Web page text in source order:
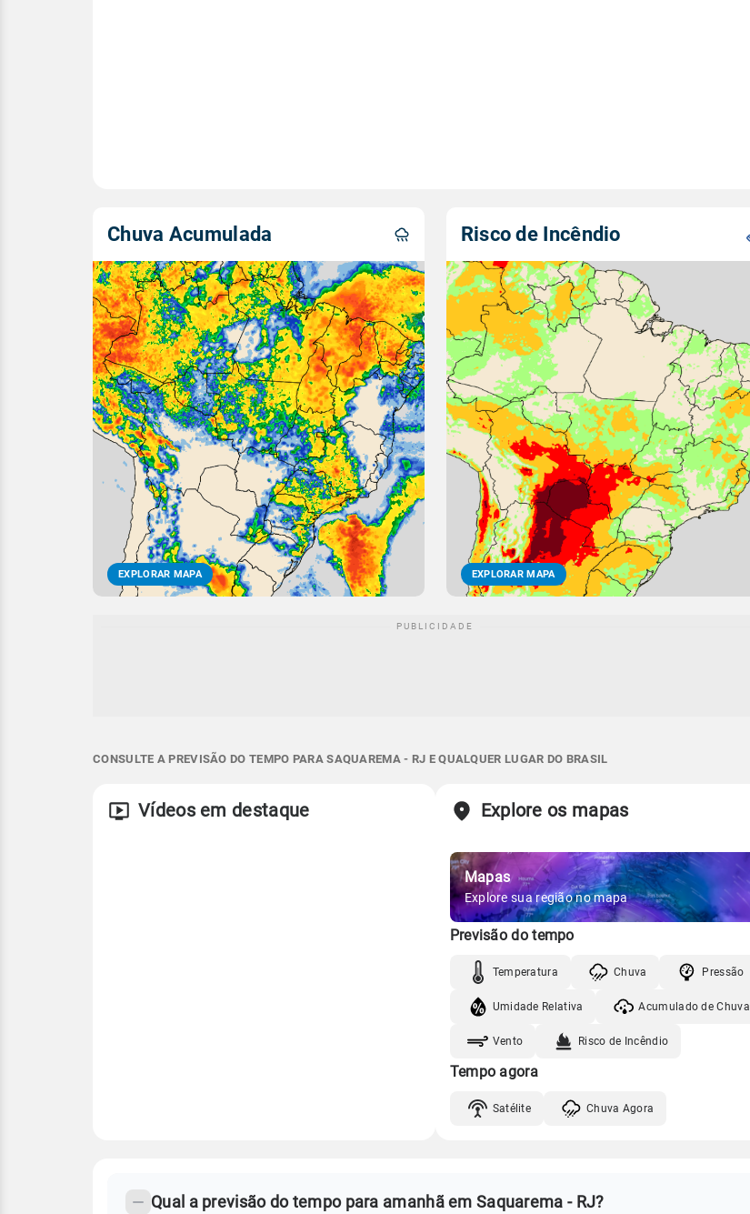
Chuva Acumulada
EXPLORAR MAPA
Risco de Incêndio
EXPLORAR MAPA
CONSULTE A PREVISÃO DO TEMPO PARA SAQUAREMA - RJ E QUALQUER LUGAR DO BRASIL
Vídeos em destaque Explore os mapas
Mapas
Explore sua região no mapa
Previsão do tempo
Temperatura Chuva Pressão
Umidade Relativa Acumulado de Chuva
Vento Risco de Incêndio
Tempo agora
Satélite Chuva Agora
Qual a previsão do tempo para amanhã em Saquarema - RJ?